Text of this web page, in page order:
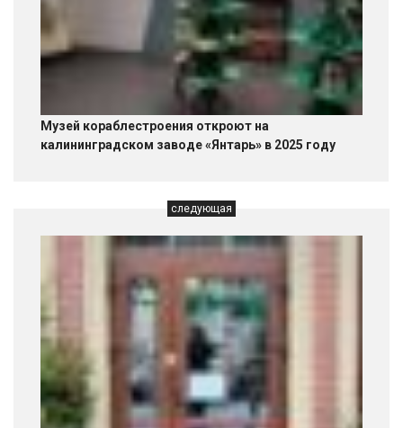
Музей кораблестроения откроют на
калининградском заводе «Янтарь» в 2025 году
следующая